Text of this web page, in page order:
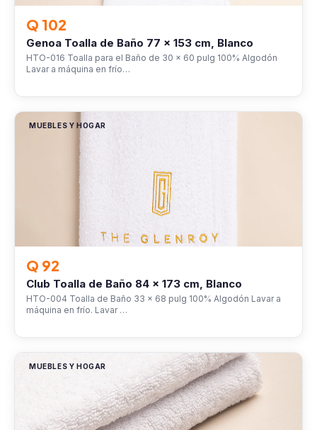
Q 102
Genoa Toalla de Baño 77 x 153 cm, Blanco
HTO-016 Toalla para el Baño de 30 x 60 pulg 100% Algodón
Lavar a máquina en frío…
MUEBLES Y HOGAR
Q 92
Club Toalla de Baño 84 x 173 cm, Blanco
HTO-004 Toalla de Baño 33 x 68 pulg 100% Algodón Lavar a
máquina en frío. Lavar …
MUEBLES Y HOGAR